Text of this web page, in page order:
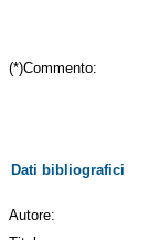
(*)Commento:
Dati bibliografici
Autore: